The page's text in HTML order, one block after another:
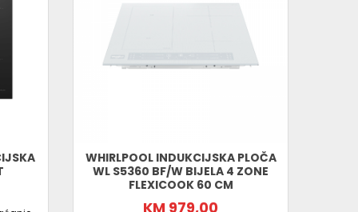
topline, što je čini idealnim izborom za
privlačnu staklokeramičku ploču.
WHIRLPOOL INDUKCIJSKA PLOČA
WL S5360 BF/W BIJELA 4 ZONE
FLEXICOOK 60 CM
KM 979,00